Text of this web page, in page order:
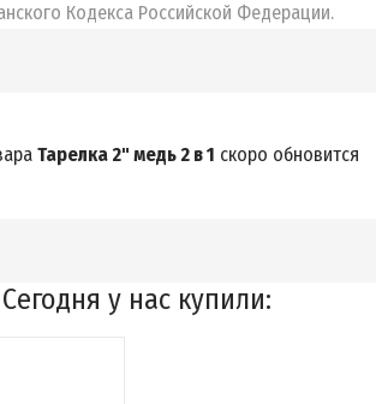
Кодекса Российской Федерации.
Тарелка 2" медь 2 в 1 скоро обновится
Сегодня у нас купили: